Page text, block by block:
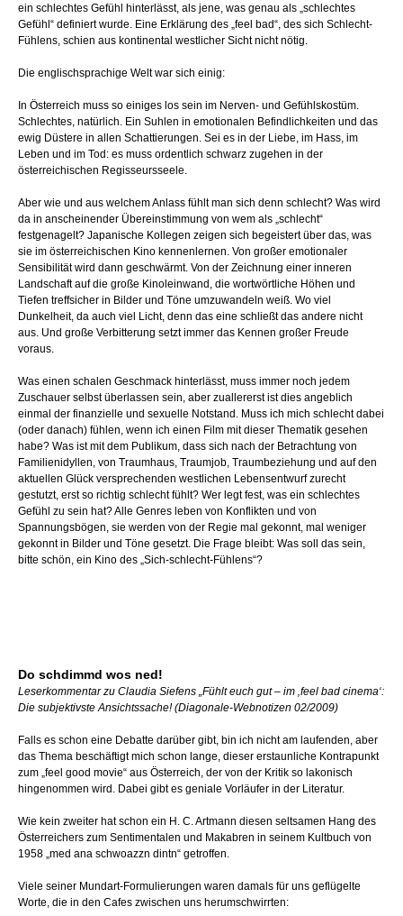
ein schlechtes Gefühl hinterlässt, als jene, was genau als „schlechtes
Gefühl“ definiert wurde. Eine Erklärung des „feel bad“, des sich Schlecht-
Fühlens, schien aus kontinental westlicher Sicht nicht nötig.
Die englischsprachige Welt war sich einig:
In Österreich muss so einiges los sein im Nerven- und Gefühlskostüm.
Schlechtes, natürlich. Ein Suhlen in emotionalen Befindlichkeiten und das
ewig Düstere in allen Schattierungen. Sei es in der Liebe, im Hass, im
Leben und im Tod: es muss ordentlich schwarz zugehen in der
österreichischen Regisseursseele.
Aber wie und aus welchem Anlass fühlt man sich denn schlecht? Was wird
da in anscheinender Übereinstimmung von wem als „schlecht“
festgenagelt? Japanische Kollegen zeigen sich begeistert über das, was
sie im österreichischen Kino kennenlernen. Von großer emotionaler
Sensibilität wird dann geschwärmt. Von der Zeichnung einer inneren
Landschaft auf die große Kinoleinwand, die wortwörtliche Höhen und
Tiefen treffsicher in Bilder und Töne umzuwandeln weiß. Wo viel
Dunkelheit, da auch viel Licht, denn das eine schließt das andere nicht
aus. Und große Verbitterung setzt immer das Kennen großer Freude
voraus.
Was einen schalen Geschmack hinterlässt, muss immer noch jedem
Zuschauer selbst überlassen sein, aber zuallererst ist dies angeblich
einmal der finanzielle und sexuelle Notstand. Muss ich mich schlecht dabei
(oder danach) fühlen, wenn ich einen Film mit dieser Thematik gesehen
habe? Was ist mit dem Publikum, dass sich nach der Betrachtung von
Familienidyllen, von Traumhaus, Traumjob, Traumbeziehung und auf den
aktuellen Glück versprechenden westlichen Lebensentwurf zurecht
gestutzt, erst so richtig schlecht fühlt? Wer legt fest, was ein schlechtes
Gefühl zu sein hat? Alle Genres leben von Konflikten und von
Spannungsbögen, sie werden von der Regie mal gekonnt, mal weniger
gekonnt in Bilder und Töne gesetzt. Die Frage bleibt: Was soll das sein,
bitte schön, ein Kino des „Sich-schlecht-Fühlens“?
Do schdimmd wos ned!
Leserkommentar zu Claudia Siefens „Fühlt euch gut – im ‚feel bad cinema‘:
Die subjektivste Ansichtssache! (Diagonale-Webnotizen 02/2009)
Falls es schon eine Debatte darüber gibt, bin ich nicht am laufenden, aber
das Thema beschäftigt mich schon lange, dieser erstaunliche Kontrapunkt
zum „feel good movie“ aus Österreich, der von der Kritik so lakonisch
hingenommen wird. Dabei gibt es geniale Vorläufer in der Literatur.
Wie kein zweiter hat schon ein H. C. Artmann diesen seltsamen Hang des
Österreichers zum Sentimentalen und Makabren in seinem Kultbuch von
1958 „med ana schwoazzn dintn“ getroffen.
Viele seiner Mundart-Formulierungen waren damals für uns geflügelte
Worte, die in den Cafes zwischen uns herumschwirrten: